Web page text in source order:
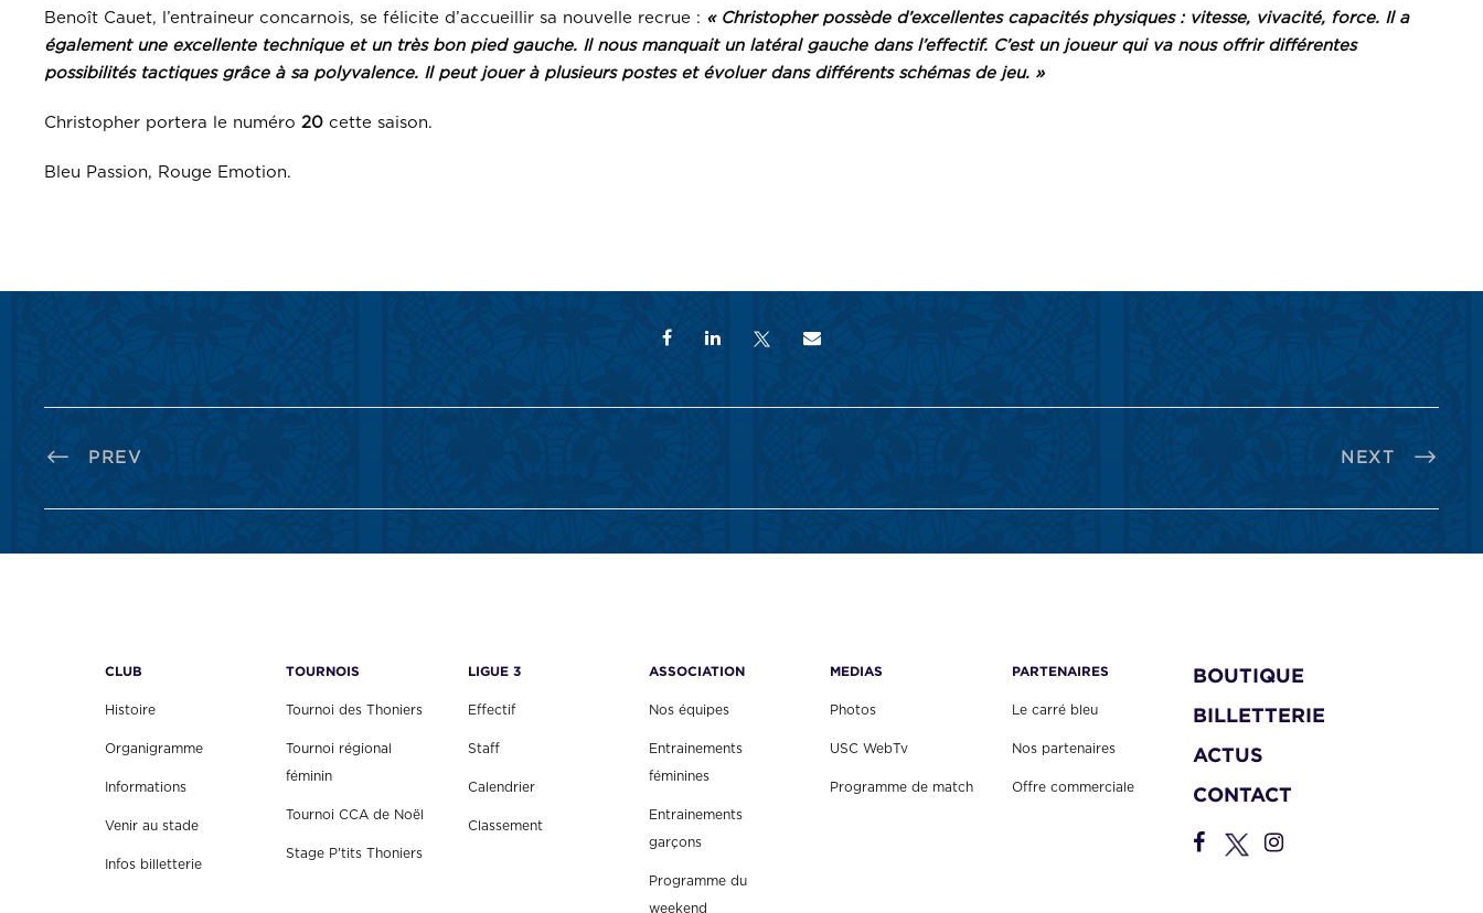
Benoît Cauet, l’entraineur concarnois, se félicite d’accueillir sa nouvelle recrue : « Christopher possède d’excellentes capacités physiques : vitesse, vivacité, force. Il a
également une excellente technique et un très bon pied gauche. Il nous manquait un latéral gauche dans l’effectif. C’est un joueur qui va nous offrir différentes
possibilités tactiques grâce à sa polyvalence. Il peut jouer à plusieurs postes et évoluer dans différents schémas de jeu. »
Christopher portera le numéro 20 cette saison.
Bleu Passion, Rouge Emotion.
PREV NEXT
CLUB
Histoire
Organigramme
Informations
Venir au stade
Infos billetterie
TOURNOIS
Tournoi des Thoniers
Tournoi régional
féminin
Tournoi CCA de Noël
Stage P'tits Thoniers
LIGUE 3
Effectif
Staff
Calendrier
Classement
ASSOCIATION
Nos équipes
Entrainements
féminines
Entrainements
garçons
Programme du
weekend
MEDIAS
Photos
USC WebTv
Programme de match
PARTENAIRES
Le carré bleu
Nos partenaires
Offre commerciale
BOUTIQUE
BILLETTERIE
ACTUS
CONTACT